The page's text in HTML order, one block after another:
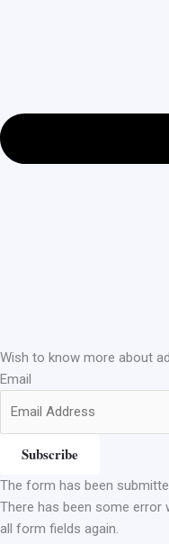
Wish to know more about
Email
Subscribe
The form has been
There has been some error
all form fields again.